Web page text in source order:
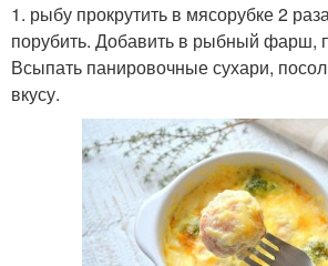
1. рыбу прокрутить в мясорубке 2
порубить. Добавить в рыбный фарш,
Всыпать панировочные сухари,
вкусу.